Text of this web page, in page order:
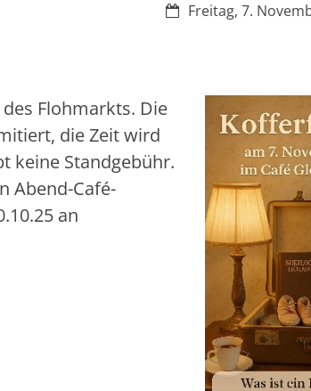
Datum:Freitag, 7.
Flohmarkts. Die
die Zeit wird
keine Standgebühr.
Abend-Café-
an